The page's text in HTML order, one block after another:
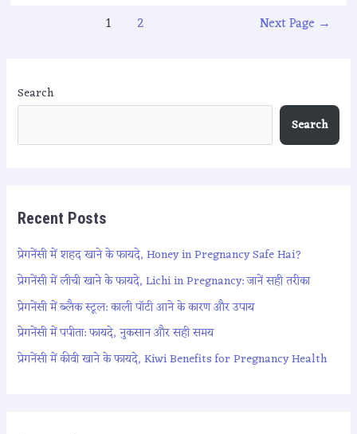
1 2 Next Page →
Search
Search
Recent Posts
प्रेगनेंसी में शहद खाने के फायदे, Honey in Pregnancy Safe Hai?
प्रेगनेंसी में लीची खाने के फायदे, Lichi in Pregnancy: जानें सही तरीका
प्रेगनेंसी में ब्लैक स्टूल: काली पॉटी आने के कारण और उपाय
प्रेगनेंसी में पपीता: फायदे, नुकसान और सही समय
प्रेगनेंसी में कीवी खाने के फायदे, Kiwi Benefits for Pregnancy Health